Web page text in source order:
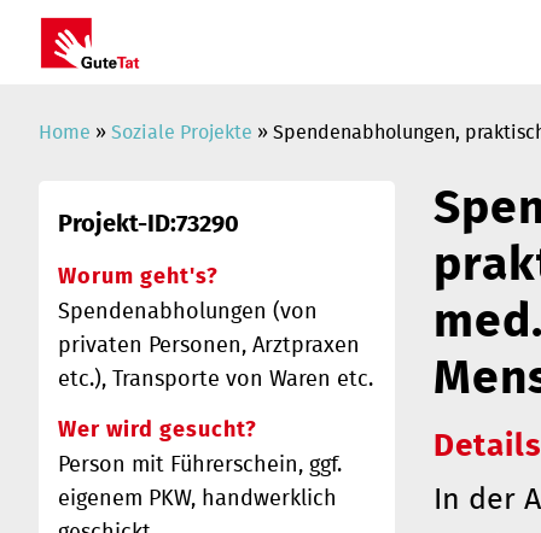
Home » Soziale Projekte » Spendenabholungen,
Projekt-ID:73290
Worum geht's?
Spendenabholungen (von
privaten Personen, Arztpraxen
etc.), Transporte von Waren etc.
Wer wird gesucht?
Person mit Führerschein, ggf.
eigenem PKW, handwerklich
In der